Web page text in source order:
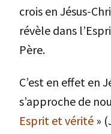
crois en Jésus-
révèle dans
Père.
C’est en effet en
s’approche de
Esprit et vérité »